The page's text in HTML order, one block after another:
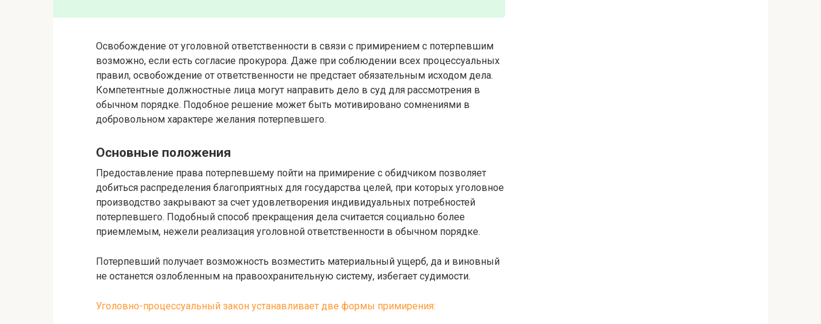
Освобождение от уголовной ответственности в связи с примирением с потерпевшим
возможно, если есть согласие прокурора. Даже при соблюдении всех процессуальных
правил, освобождение от ответственности не предстает обязательным исходом дела.
Компетентные должностные лица могут направить дело в суд для рассмотрения в
обычном порядке. Подобное решение может быть мотивировано сомнениями в
добровольном характере желания потерпевшего.
Основные положения
Предоставление права потерпевшему пойти на примирение с обидчиком позволяет
добиться распределения благоприятных для государства целей, при которых уголовное
производство закрывают за счет удовлетворения индивидуальных потребностей
потерпевшего. Подобный способ прекращения дела считается социально более
приемлемым, нежели реализация уголовной ответственности в обычном порядке.
Потерпевший получает возможность возместить материальный ущерб, да и виновный
не останется озлобленным на правоохранительную систему, избегает судимости.
Уголовно-процессуальный закон устанавливает две формы примирения: